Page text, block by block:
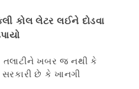
કોલ લેટર લઈને દોડવા